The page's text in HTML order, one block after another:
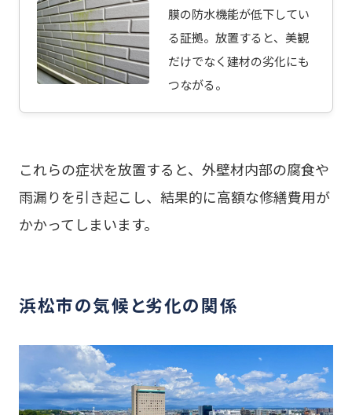
膜の防水機能が低下してい
る証拠。放置すると、美観
だけでなく建材の劣化にも
つながる。
これらの症状を放置すると、外壁材内部の腐食や
雨漏りを引き起こし、結果的に高額な修繕費用が
かかってしまいます。
浜松市の気候と劣化の関係